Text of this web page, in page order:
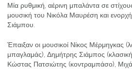
Μία ρυθμική, αέρινη μπαλάντα σε
μουσική του Νικόλα Μαυρέση και
Σιάμπου.
Έπαιξαν οι μουσικοί Νίκος Μέρμηγκας
μπαγλαμάς), Δημήτρης Σιάμπος (κλασική
Κώστας Πατσιώτης (κοντραμπάσο),